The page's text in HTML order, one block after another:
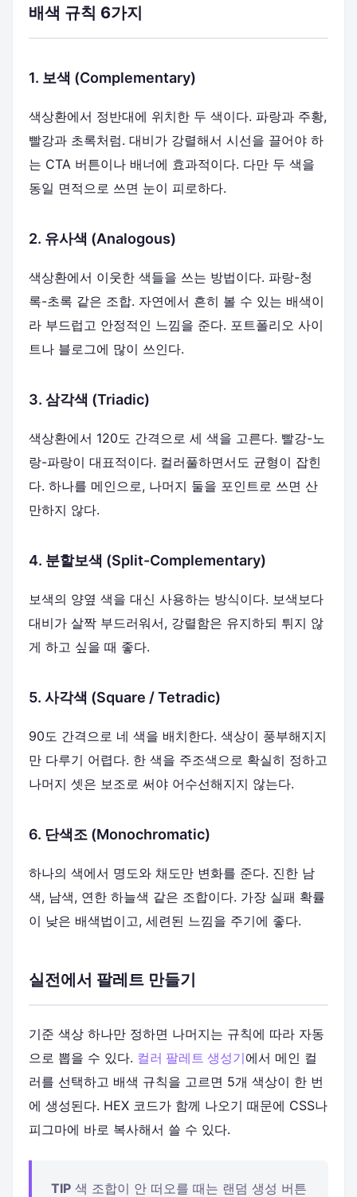
배색 규칙 6가지
1. 보색 (Complementary)
색상환에서 정반대에 위치한 두 색이다. 파랑과 주황,
빨강과 초록처럼. 대비가 강렬해서 시선을 끌어야 하
는 CTA 버튼이나 배너에 효과적이다. 다만 두 색을
동일 면적으로 쓰면 눈이 피로하다.
2. 유사색 (Analogous)
색상환에서 이웃한 색들을 쓰는 방법이다. 파랑-청
록-초록 같은 조합. 자연에서 흔히 볼 수 있는 배색이
라 부드럽고 안정적인 느낌을 준다. 포트폴리오 사이
트나 블로그에 많이 쓰인다.
3. 삼각색 (Triadic)
색상환에서 120도 간격으로 세 색을 고른다. 빨강-노
랑-파랑이 대표적이다. 컬러풀하면서도 균형이 잡힌
다. 하나를 메인으로, 나머지 둘을 포인트로 쓰면 산
만하지 않다.
4. 분할보색 (Split-Complementary)
보색의 양옆 색을 대신 사용하는 방식이다. 보색보다
대비가 살짝 부드러워서, 강렬함은 유지하되 튀지 않
게 하고 싶을 때 좋다.
5. 사각색 (Square / Tetradic)
90도 간격으로 네 색을 배치한다. 색상이 풍부해지지
만 다루기 어렵다. 한 색을 주조색으로 확실히 정하고
나머지 셋은 보조로 써야 어수선해지지 않는다.
6. 단색조 (Monochromatic)
하나의 색에서 명도와 채도만 변화를 준다. 진한 남
색, 남색, 연한 하늘색 같은 조합이다. 가장 실패 확률
이 낮은 배색법이고, 세련된 느낌을 주기에 좋다.
실전에서 팔레트 만들기
기준 색상 하나만 정하면 나머지는 규칙에 따라 자동
으로 뽑을 수 있다. 컬러 팔레트 생성기에서 메인 컬
러를 선택하고 배색 규칙을 고르면 5개 색상이 한 번
에 생성된다. HEX 코드가 함께 나오기 때문에 CSS나
피그마에 바로 복사해서 쓸 수 있다.
TIP 색 조합이 안 떠오를 때는 랜덤 생성 버튼